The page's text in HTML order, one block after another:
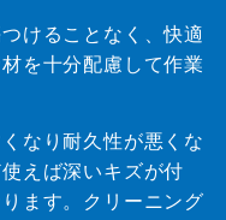
けることなく、快適
を十分配慮して作業
なり耐久性が悪くな
えば深いキズが付
ます。クリーニング